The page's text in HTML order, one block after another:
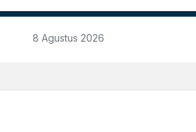
8 Agustus 2026